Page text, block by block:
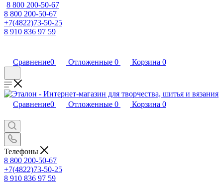
8 800 200-50-67
8 800 200-50-67
+7(4822)73-50-25
8 910 836 97 59
Сравнение0 Отложенные 0 Корзина 0
Сравнение0 Отложенные 0 Корзина 0
Телефоны
8 800 200-50-67
+7(4822)73-50-25
8 910 836 97 59